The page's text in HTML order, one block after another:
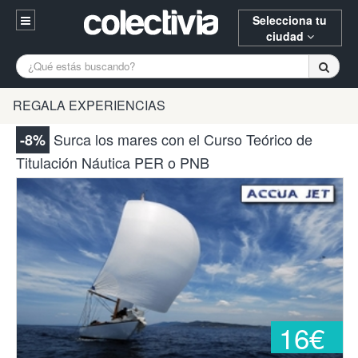
Selecciona tu
ciudad
Entrar
94 652 38 15 (L-V 10:30-15:00)
¿Necesitas ayuda? Escríbenos
A Coruña Alicante
Bilbao Donostia
Gijón Huesca Logroño
Madrid Oviedo Palencia
Pamplona Santander Tarragona
Valencia Zaragoza
REGALA EXPERIENCIAS
-8% Surca los mares con el Curso Teórico de
Titulación Náutica PER o PNB
16€